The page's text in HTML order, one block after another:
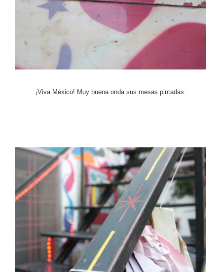
¡Viva México! Muy buena onda sus mesas pintadas.